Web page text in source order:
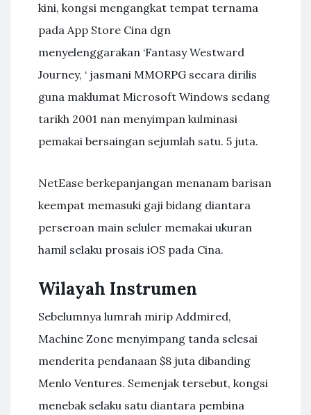
kini, kongsi mengangkat tempat ternama
pada App Store Cina dgn
menyelenggarakan ‘Fantasy Westward
Journey, ‘ jasmani MMORPG secara dirilis
guna maklumat Microsoft Windows sedang
tarikh 2001 nan menyimpan kulminasi
pemakai bersaingan sejumlah satu. 5 juta.
NetEase berkepanjangan menanam barisan
keempat memasuki gaji bidang diantara
perseroan main seluler memakai ukuran
hamil selaku prosais iOS pada Cina.
Wilayah Instrumen
Sebelumnya lumrah mirip Addmired,
Machine Zone menyimpang tanda selesai
menderita pendanaan $8 juta dibanding
Menlo Ventures. Semenjak tersebut, kongsi
menebak selaku satu diantara pembina